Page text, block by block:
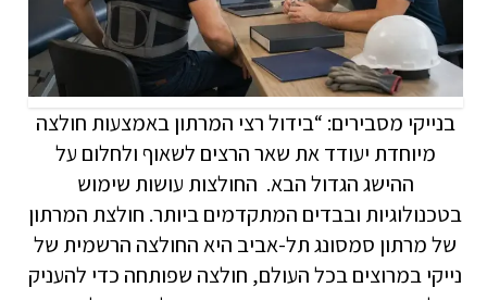
בנייקי מסבירים: “בידול רצי המרתון באמצעות חולצה
מיוחדת יעודד את שאר הרצים לשאוף ולחלום על
ההישג הגדול הבא. החולצות עושות שימוש
בטכנולוגיות ובבדים המתקדמים ביותר. חולצת המרתון
של מרתון סמסונג תל-אביב היא החולצה הרשמית של
נייקי במרוצים בכל העולם, חולצה שפותחה כדי להעניק